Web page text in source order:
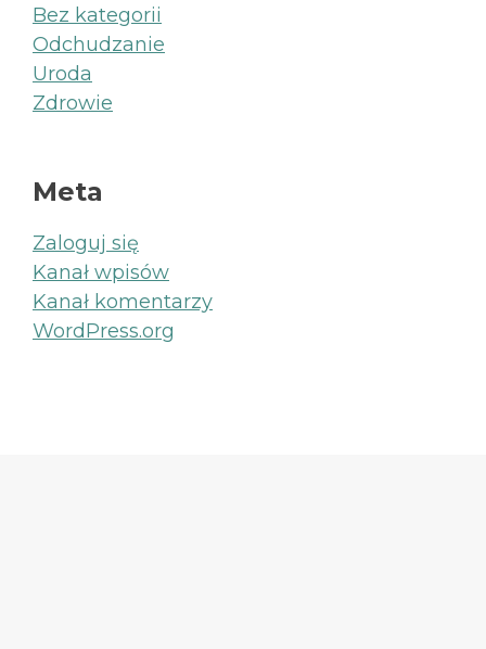
Bez kategorii
Odchudzanie
Uroda
Zdrowie
Meta
Zaloguj się
Kanał wpisów
Kanał komentarzy
WordPress.org